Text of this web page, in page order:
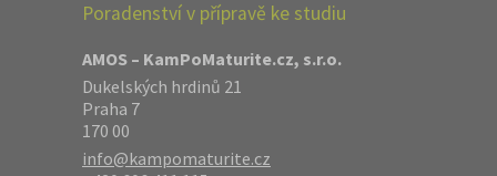
Poradenství v přípravě ke studiu
AMOS – KamPoMaturite.cz, s.r.o.
Dukelských hrdinů 21
Praha 7
170 00
info@kampomaturite.cz